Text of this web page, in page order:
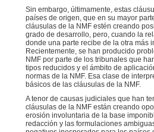
Sin embargo, últimamente, estas
países de origen, que en su mayor
cláusulas de la NMF estén creando
grado de desarrollo, pero, cuando la
donde una parte recibe de la otra más
Recientemente, se han producido
NMF por parte de los tribunales que
tipos reducidos y el ámbito de
normas de la NMF. Esa clase de
básicos de las cláusulas de la NMF.
A tenor de causas judiciales que han
cláusulas de la NMF están creando
erosión involuntaria de la base
redacción y las formulaciones